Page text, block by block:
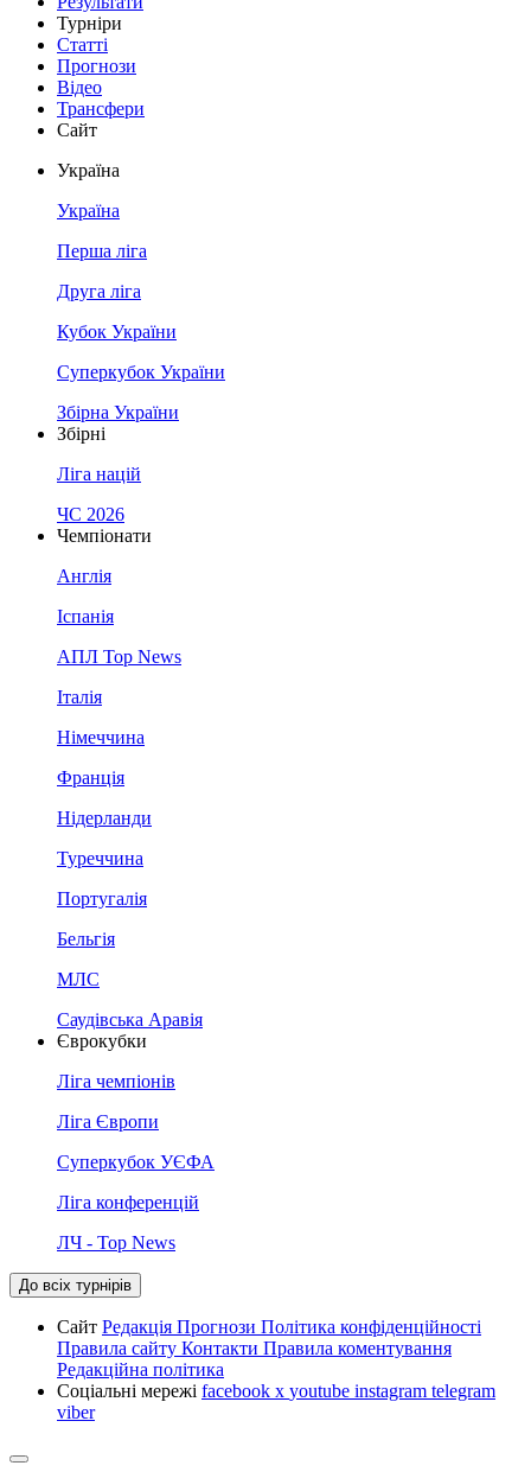
Турніри
Статті
Прогнози
Відео
Трансфери
Сайт
Україна
Україна
Перша ліга
Друга ліга
Кубок України
Суперкубок України
Збірна України
Збірні
Ліга націй
ЧС 2026
Чемпіонати
Англія
Іспанія
АПЛ Top News
Італія
Німеччина
Франція
Нідерланди
Туреччина
Португалія
Бельгія
МЛС
Саудівська Аравія
Єврокубки
Ліга чемпіонів
Ліга Європи
Суперкубок УЄФА
Ліга конференцій
ЛЧ - Top News
До всіх турнірів
Сайт Редакція Прогнози Політика конфіденційності
Правила сайту Контакти Правила коментування
Редакційна політика
Соціальні мережі facebook x youtube instagram telegram
viber